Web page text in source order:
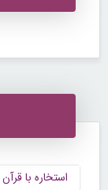
استخاره با قرآن